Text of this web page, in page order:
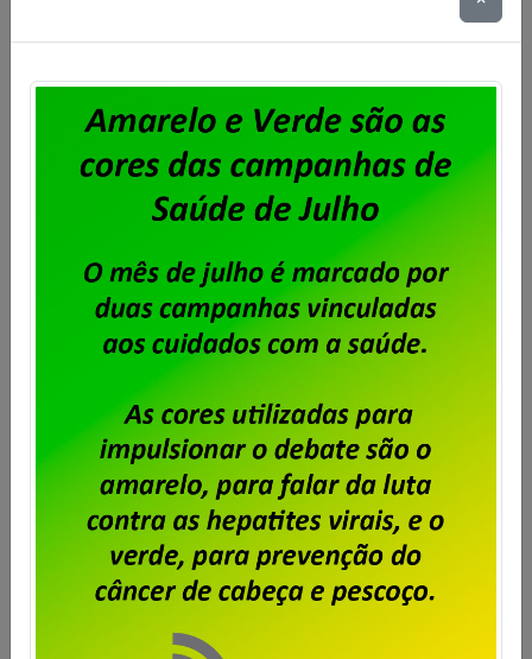
trabalhadores e trabalhadoras da Unisys Brasil, será
cobrada a Contribuição para Custeio Sindical,
conforme aprovado em assembleia. O desconto
previsto é de 50% de um único dia de salário vigente
do trabalhador, conforme a cláusula “54ª –
Contribuição Para Custeio Sindical” […]